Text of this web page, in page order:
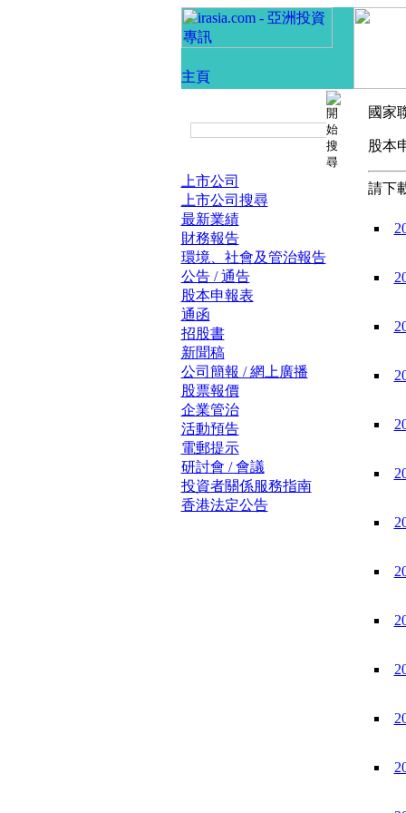
上市公司
上市公司搜尋
最新業績
財務報告
環境、社會及管治報告
公告 / 通告
股本申報表
通函
招股書
新聞稿
公司簡報 / 網上廣播
股票報價
企業管治
活動預告
電郵提示
研討會 / 會議
投資者關係服務指南
香港法定公告
國家
股
請下